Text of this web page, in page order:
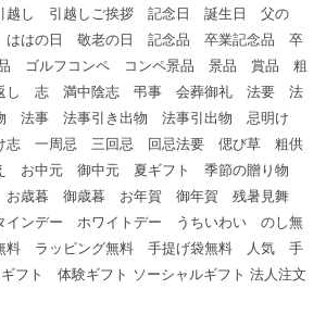
越し 引越しご挨拶 記念日 誕生日 父の
はの日 敬老の日 記念品 卒業記念品 卒
品 ゴルフコンペ コンペ景品 景品 賞品 粗
し 志 満中陰志 弔事 会葬御礼 法要 法
法事 法事引き出物 法事引出物 忌明け
志 一周忌 三回忌 回忌法要 偲び草 粗供
お中元 御中元 夏ギフト 季節の贈り物
お歳暮 御歳暮 お年賀 御年賀 残暑見舞
ンデー ホワイトデー うちいわい のし無
料 ラッピング無料 手提げ袋無料 人気 手
フト 体験ギフト ソーシャルギフト 法人注文